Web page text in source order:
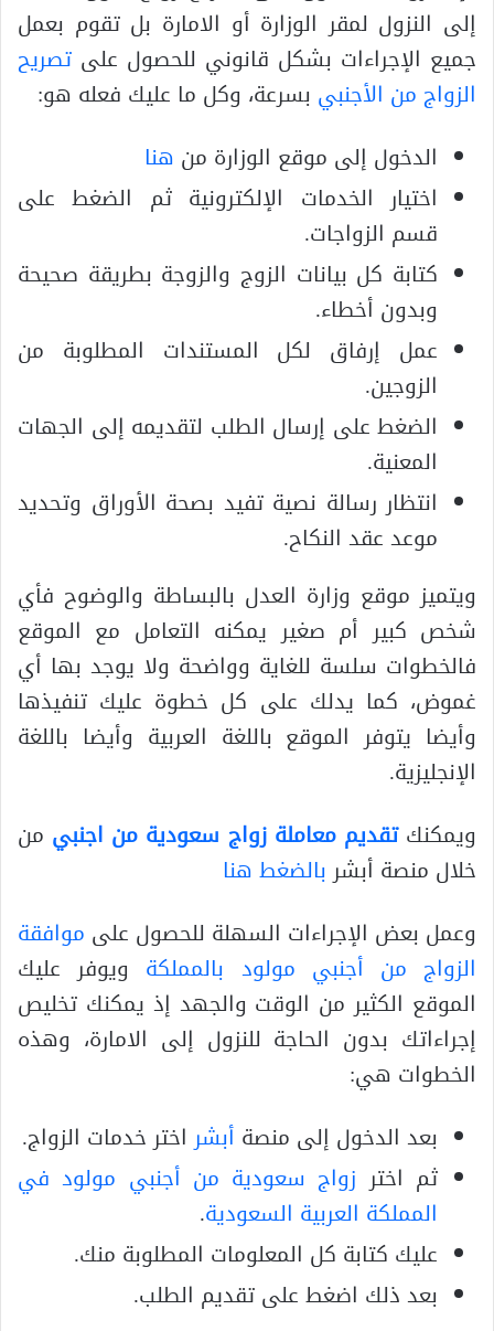
إلى النزول لمقر الوزارة أو الامارة بل تقوم بعمل
جميع الإجراءات بشكل قانوني للحصول على تصريح
الزواج من الأجنبي بسرعة، وكل ما عليك فعله هو:
الدخول إلى موقع الوزارة من هنا
اختيار الخدمات الإلكترونية ثم الضغط على
قسم الزواجات.
كتابة كل بيانات الزوج والزوجة بطريقة صحيحة
وبدون أخطاء.
عمل إرفاق لكل المستندات المطلوبة من
الزوجين.
الضغط على إرسال الطلب لتقديمه إلى الجهات
المعنية.
انتظار رسالة نصية تفيد بصحة الأوراق وتحديد
موعد عقد النكاح.
ويتميز موقع وزارة العدل بالبساطة والوضوح فأي
شخص كبير أم صغير يمكنه التعامل مع الموقع
فالخطوات سلسة للغاية وواضحة ولا يوجد بها أي
غموض، كما يدلك على كل خطوة عليك تنفيذها
وأيضا يتوفر الموقع باللغة العربية وأيضا باللغة
الإنجليزية.
ويمكنكتقديم معاملة زواج سعودية من اجنبي من
خلال منصة أبشربالضغط هنا
وعمل بعض الإجراءات السهلة للحصول على موافقة
الزواج من أجنبي مولود بالمملكة ويوفر عليك
الموقع الكثير من الوقت والجهد إذ يمكنك تخليص
إجراءاتك بدون الحاجة للنزول إلى الامارة، وهذه
الخطوات هي:
بعد الدخول إلى منصة أبشراختر خدمات الزواج.
ثم اختر زواج سعودية من أجنبي مولود في
المملكة العربية السعودية.
عليك كتابة كل المعلومات المطلوبة منك.
بعد ذلك اضغط على تقديم الطلب.